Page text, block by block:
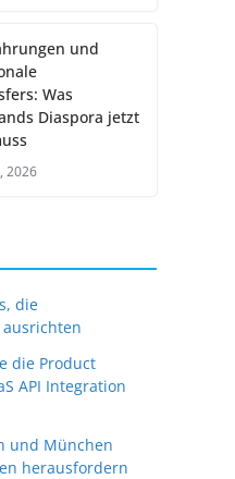
und
Was
Diaspora jetzt
2026
die
ausrichten
die Product
API Integration
und München
herausfordern